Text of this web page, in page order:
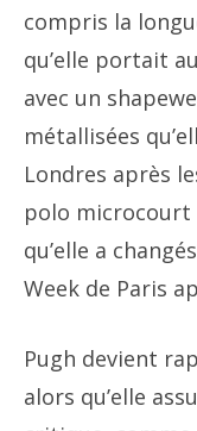
compris la
qu’elle portait
avec un
métallisées
Londres après
polo microcourt
qu’elle a
Week de Paris
Pugh devient
alors qu’elle